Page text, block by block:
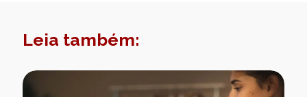
Leia também: